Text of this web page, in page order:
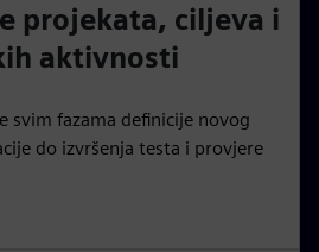
projekata, ciljeva i
aktivnosti
svim fazama definicije novog
do izvršenja testa i provjere